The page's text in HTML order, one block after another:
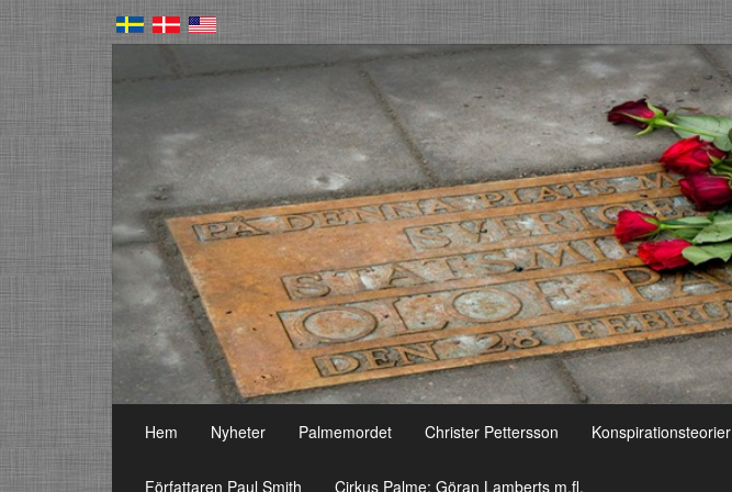
Hem Nyheter Palmemordet Christer Pettersson Konspirationsteorier
Författaren Paul Smith Cirkus Palme: Göran Lamberts m.fl.